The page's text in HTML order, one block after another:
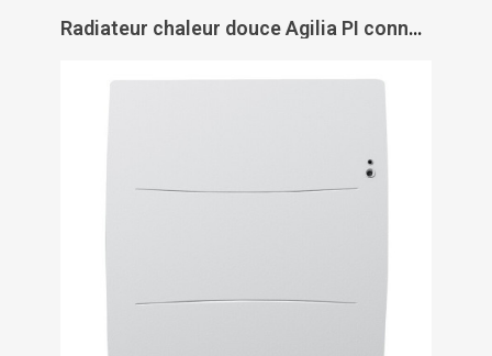
Radiateur chaleur douce Agilia PI connecté horizontal - ATLANTIC